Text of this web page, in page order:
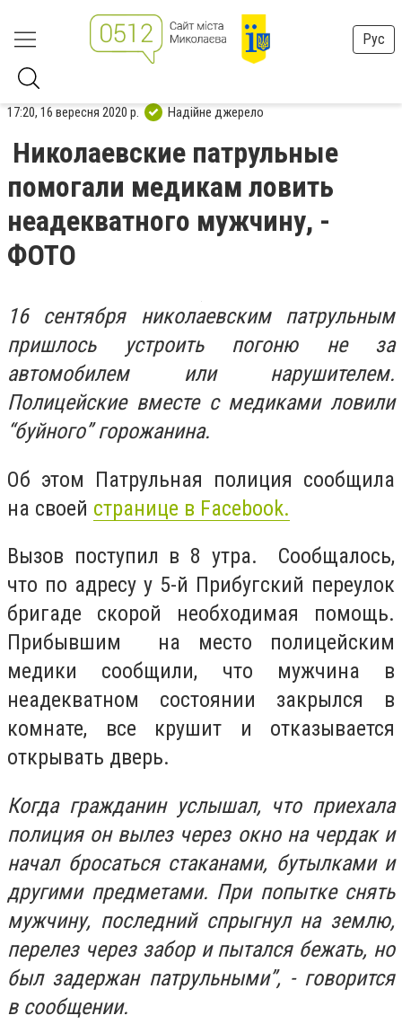
Рус
17:20, 16 вересня 2020 р. Надійне джерело
Николаевские патрульные
помогали медикам ловить
неадекватного мужчину, -
ФОТО
16 сентября николаевским патрульным
пришлось устроить погоню не за
автомобилем или нарушителем.
Полицейские вместе с медиками ловили
“буйного” горожанина.
Об этом Патрульная полиция сообщила
на своей странице в Facebook.
Вызов поступил в 8 утра. Сообщалось,
что по адресу у 5-й Прибугский переулок
бригаде скорой необходимая помощь.
Прибывшим на место полицейским
медики сообщили, что мужчина в
неадекватном состоянии закрылся в
комнате, все крушит и отказывается
открывать дверь.
Когда гражданин услышал, что приехала
полиция он вылез через окно на чердак и
начал бросаться стаканами, бутылками и
другими предметами. При попытке снять
мужчину, последний спрыгнул на землю,
перелез через забор и пытался бежать, но
был задержан патрульными”, - говорится
в сообщении.